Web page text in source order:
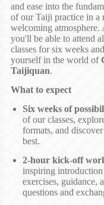
and ease into the
of our Taiji practice in a
welcoming atmosphere.
you'll be able to attend
classes for six weeks
yourself in the world of
Taijiquan.
What to expect
Six weeks of
of our classes,
formats, and
best.
2-hour kick-off
inspiring
exercises, guidance,
questions and